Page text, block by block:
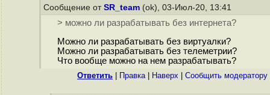
Сообщение от SR_team (ok), 03-Июл-20, 13:41
> можно ли разрабатывать без интернета?
Можно ли разрабатывать без виртуалки?
Можно ли разрабатывать без телеметрии?
Что вообще можно на нем разрабатывать?
Ответить Правка| Наверх Cообщить модератору